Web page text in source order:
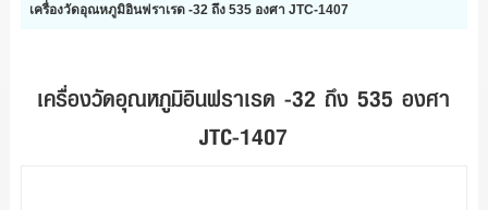
สินค้าที่สนใจ( 0 )
เครื่องวัดอุณหภูมิอินฟราเรด -32 ถึง 535 องศา JTC-1407
เครื่องวัดอุณหภูมิอินฟราเรด -32 ถึง 535 องศา
JTC-1407